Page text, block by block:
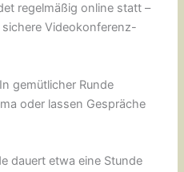
regelmäßig online statt –
Videokonferenz-
gemütlicher Runde
oder lassen Gespräche
dauert etwa eine Stunde